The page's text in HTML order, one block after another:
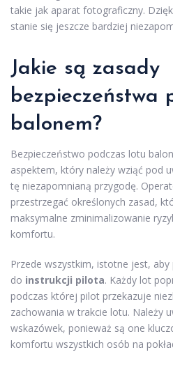
takie jak aparat fotograficzny.
stanie się jeszcze bardziej
Jakie są zasady
bezpieczeństwa
balonem?
Bezpieczeństwo podczas lotu
aspektem, który należy wziąć pod
tę niezapomnianą przygodę.
przestrzegać określonych zasad,
maksymalne zminimalizowanie
komfortu.
Przede wszystkim, istotne jest,
do instrukcji pilota. Każdy lot
podczas której pilot przekazuje
zachowania w trakcie lotu. Należy
wskazówek, ponieważ są one
komfortu wszystkich osób na